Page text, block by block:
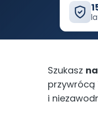
Szukasz
przywrócą
i